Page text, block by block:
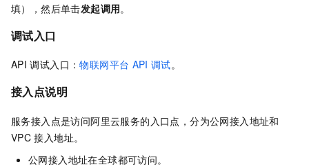
填），然后单击发起调用。
调试入口
API 调试入口：物联网平台 API 调试。
接入点说明
服务接入点是访问阿里云服务的入口点，分为公网接入地址和
VPC 接入地址。
公网接入地址在全球都可访问。